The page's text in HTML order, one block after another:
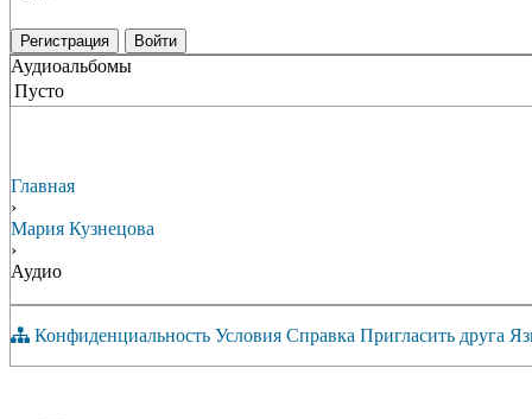
Регистрация Войти
Аудиоальбомы
Пусто
Главная
›
Мария Кузнецова
›
Аудио
Конфиденциальность Условия Справка Пригласить друга